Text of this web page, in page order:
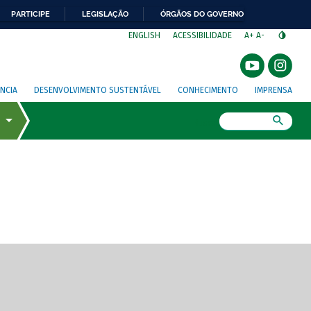
PARTICIPE LEGISLAÇÃO ÓRGÃOS DO GOVERNO
ENGLISH ACESSIBILIDADE A+ A-
DESENVOLVIMENTO SUSTENTÁVEL CONHECIMENTO IMPRENSA
de tela